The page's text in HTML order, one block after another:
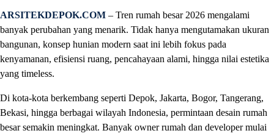
ARSITEKDEPOK.COM – Tren rumah besar 2026 mengalami
banyak perubahan yang menarik. Tidak hanya mengutamakan ukuran
bangunan, konsep hunian modern saat ini lebih fokus pada
kenyamanan, efisiensi ruang, pencahayaan alami, hingga nilai estetika
yang timeless.
Di kota-kota berkembang seperti Depok, Jakarta, Bogor, Tangerang,
Bekasi, hingga berbagai wilayah Indonesia, permintaan desain rumah
besar semakin meningkat. Banyak owner rumah dan developer mulai